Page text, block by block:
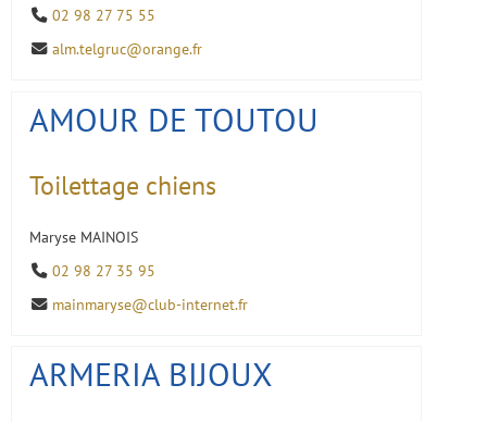
02 98 27 75 55
alm.telgruc@orange.fr
AMOUR DE TOUTOU
Toilettage chiens
Maryse MAINOIS
02 98 27 35 95
mainmaryse@club-internet.fr
ARMERIA BIJOUX